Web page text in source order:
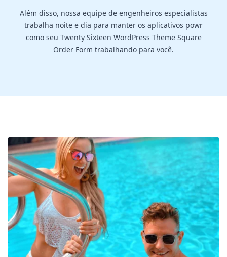
Além disso, nossa equipe de engenheiros especialistas
trabalha noite e dia para manter os aplicativos powr
como seu Twenty Sixteen WordPress Theme Square
Order Form trabalhando para você.